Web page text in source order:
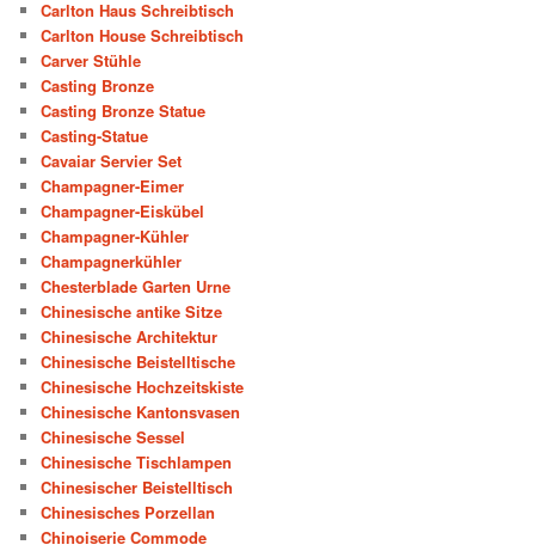
Carlton Haus Schreibtisch
Carlton House Schreibtisch
Carver Stühle
Casting Bronze
Casting Bronze Statue
Casting-Statue
Cavaiar Servier Set
Champagner-Eimer
Champagner-Eiskübel
Champagner-Kühler
Champagnerkühler
Chesterblade Garten Urne
Chinesische antike Sitze
Chinesische Architektur
Chinesische Beistelltische
Chinesische Hochzeitskiste
Chinesische Kantonsvasen
Chinesische Sessel
Chinesische Tischlampen
Chinesischer Beistelltisch
Chinesisches Porzellan
Chinoiserie Commode